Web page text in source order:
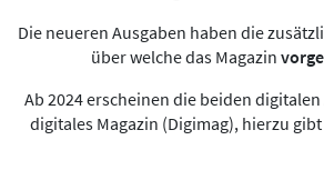
Die neueren Ausgaben haben die
über welche das Magazin
Ab 2024 erscheinen die beiden
digitales Magazin (Digimag), hierzu gibt